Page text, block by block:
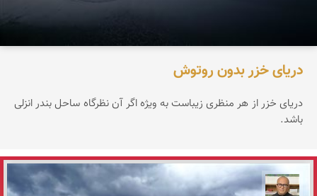
دریای خزر بدون روتوش
دریای خزر از هر منظری زیباست به ویژه اگر آن نظرگاه ساحل بندر انزلی
باشد.
مازیار ذاکری